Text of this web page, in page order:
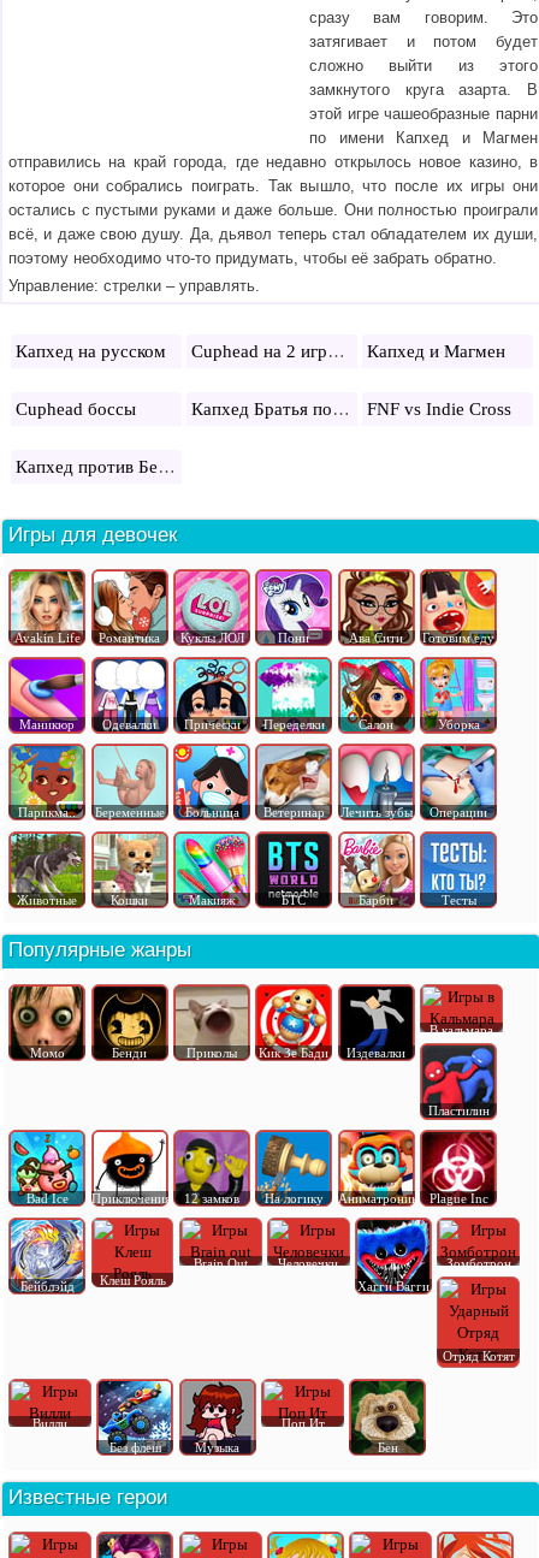
сразу вам говорим. Это
затягивает и потом будет
сложно выйти из этого
замкнутого круга азарта. В
этой игре чашеобразные парни
по имени Капхед и Магмен
отправились на край города, где недавно открылось новое казино, в
которое они собрались поиграть. Так вышло, что после их игры они
остались с пустыми руками и даже больше. Они полностью проиграли
всё, и даже свою душу. Да, дьявол теперь стал обладателем их души,
поэтому необходимо что-то придумать, чтобы её забрать обратно.
Управление: стрелки – управлять.
Капхед на русском Cuphead на 2 игрока Капхед и Магмен
Cuphead боссы Капхед Братья по оружию FNF vs Indie Cross
Капхед против Бенди
Игры для девочек
Avakin Life Романтика Куклы ЛОЛ Пони Ава Сити Готовим еду
Маникюр Одевалки Прически Переделки Салон Уборка
Парикма.. Беременные Больница Ветеринар Лечить зубы Операции
Животные Кошки Макияж БТС Барби Тесты
Популярные жанры
Момо Бенди Приколы Кик Зе Бади Издевалки
В кальмара
Пластилин
Bad Ice Приключения 12 замков На логику Аниматроник Plague Inc
Бейблэйд Клеш Рояль
Brain Out
Человечки
Хагги Вагги
Зомботрон
Отряд Котят
Вилли
Без флеш
Музыка
Поп Ит
Бен
Известные герои